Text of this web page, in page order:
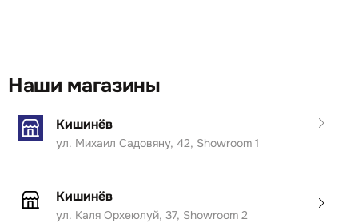
Наши магазины
Кишинёв
ул. Михаил Садовяну, 42, Showroom 1
Кишинёв
ул. Каля Орхеюлуй, 37, Showroom 2